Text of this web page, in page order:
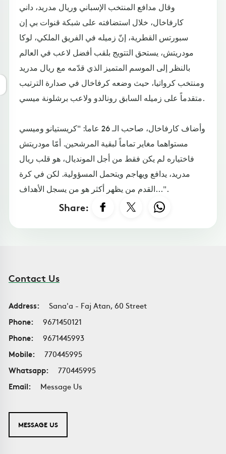
وقال مدافع المنتخب الإسباني وريال مدريد، داني
كارفاخال، خلال استضافته على شبكة قنوات بي إن
سبورتس القطرية، إنّ زميله في الفريق الملكي، لوكا
مودريتش، يستحق التتويج بلقب أفضل لاعب في العالم
بالنظر إلى الموسم المتميز الذي قدّمه مع ريال مدريد
ومنتخب كرواتيا، حيث وضعه كرفاخال في صدارة الترتيب
متقدماً على زميله السابق رونالدو ولاعب برشلونة ميسي.
وأضاف كارفاخال، صاحب الـ 26 عاما: "كريستيانو وميسي
مستواهما مغاير تماماً لبقية المرشحين. أمّا مودريتش
فاختياره لم يكن فقط من أجل المونديال، هو قلب ريال
مدريد، يدافع ويهاجم ويتحمل المسؤولية. لكن في كرة
القدم من يظهر أكثر هو من يسجل الأهداف...".
Share:
Contact Us
Address:
Sana'a - Faj Atan, 60 Street
Phone:
9671450121
Phone:
9671445993
Mobile:
770445995
Whatsapp:
770445995
Email:
Message Us
MESSAGE US